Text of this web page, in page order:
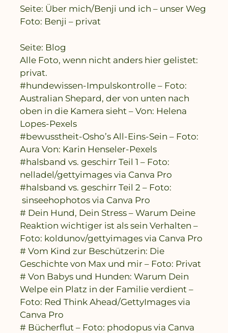
Seite: Über mich/Benji und ich – unser Weg
Foto: Benji – privat
Seite: Blog
Alle Foto, wenn nicht anders hier gelistet:
privat.
#hundewissen-Impulskontrolle – Foto:
Australian Shepard, der von unten nach
oben in die Kamera sieht – Von: Helena
Lopes-Pexels
#bewusstheit-Osho’s All-Eins-Sein – Foto:
Aura Von: Karin Henseler-Pexels
#halsband vs. geschirr Teil 1 – Foto:
nelladel/gettyimages via Canva Pro
#halsband vs. geschirr Teil 2 – Foto:
sinseehophotos via Canva Pro
# Dein Hund, Dein Stress – Warum Deine
Reaktion wichtiger ist als sein Verhalten –
Foto: koldunov/gettyimages via Canva Pro
# Vom Kind zur Beschützerin: Die
Geschichte von Max und mir – Foto: Privat
# Von Babys und Hunden: Warum Dein
Welpe ein Platz in der Familie verdient –
Foto: Red Think Ahead/GettyImages via
Canva Pro
# Bücherflut – Foto: phodopus via Canva